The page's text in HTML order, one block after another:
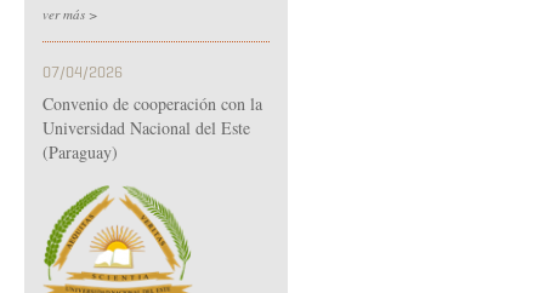
ver más >
07/04/2026
Convenio de cooperación con la
Universidad Nacional del Este
(Paraguay)